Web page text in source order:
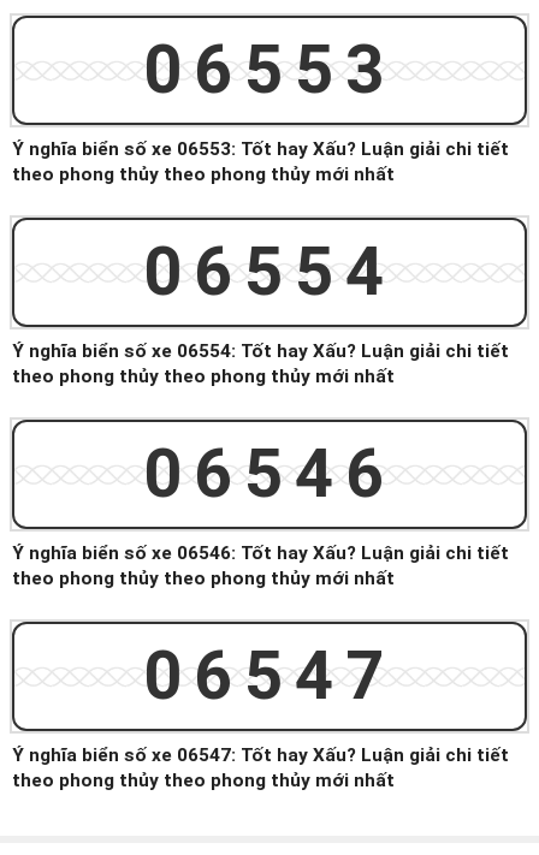
06553
Ý nghĩa biển số xe 06553: Tốt hay Xấu? Luận giải chi tiết
theo phong thủy theo phong thủy mới nhất
06554
Ý nghĩa biển số xe 06554: Tốt hay Xấu? Luận giải chi tiết
theo phong thủy theo phong thủy mới nhất
06546
Ý nghĩa biển số xe 06546: Tốt hay Xấu? Luận giải chi tiết
theo phong thủy theo phong thủy mới nhất
06547
Ý nghĩa biển số xe 06547: Tốt hay Xấu? Luận giải chi tiết
theo phong thủy theo phong thủy mới nhất